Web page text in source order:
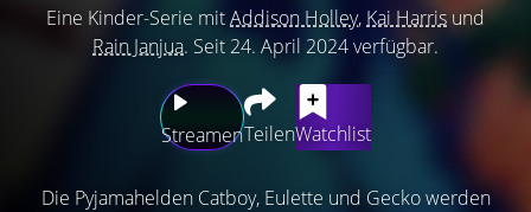
Eine Kinder-Serie mitAddison Holley, Kai Harrisund
Rain Janjua. Seit 24. April 2024 verfügbar.
StreamenTeilenWatchlist
Die Pyjamahelden Catboy, Eulette und Gecko werden